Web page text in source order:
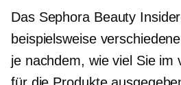
Das Sephora Beauty
beispielsweise
je nachdem, wie viel Sie im